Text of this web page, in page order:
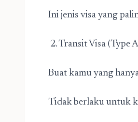
Ini jenis visa yang
2. Transit Visa (Type
Buat kamu yang
Tidak berlaku untuk